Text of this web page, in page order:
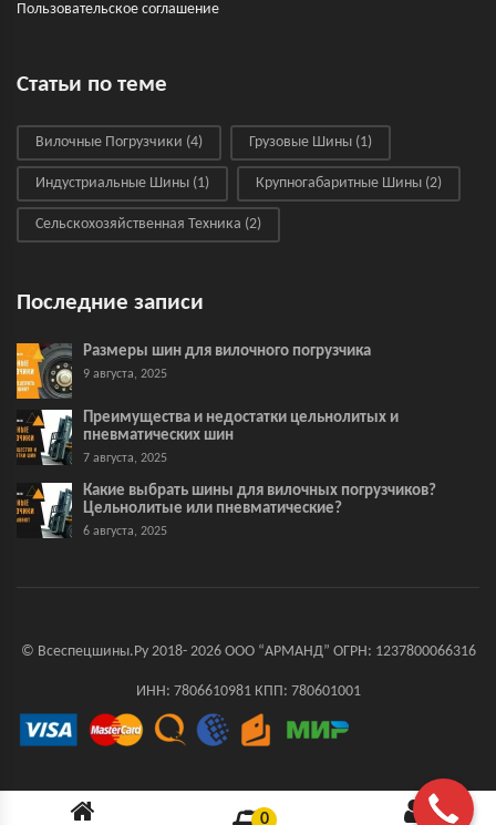
Пользовательское соглашение
Статьи по теме
Вилочные Погрузчики (4) Грузовые Шины (1)
Индустриальные Шины (1) Крупногабаритные Шины (2)
Сельскохозяйственная Техника (2)
Последние записи
Размеры шин для вилочного погрузчика
9 августа, 2025
Преимущества и недостатки цельнолитых и
пневматических шин
7 августа, 2025
Какие выбрать шины для вилочных погрузчиков?
Цельнолитые или пневматические?
6 августа, 2025
© Всеспецшины.Ру 2018- 2026 ООО “АРМАНД” ОГРН: 1237800066316
ИНН: 7806610981 КПП: 780601001
0